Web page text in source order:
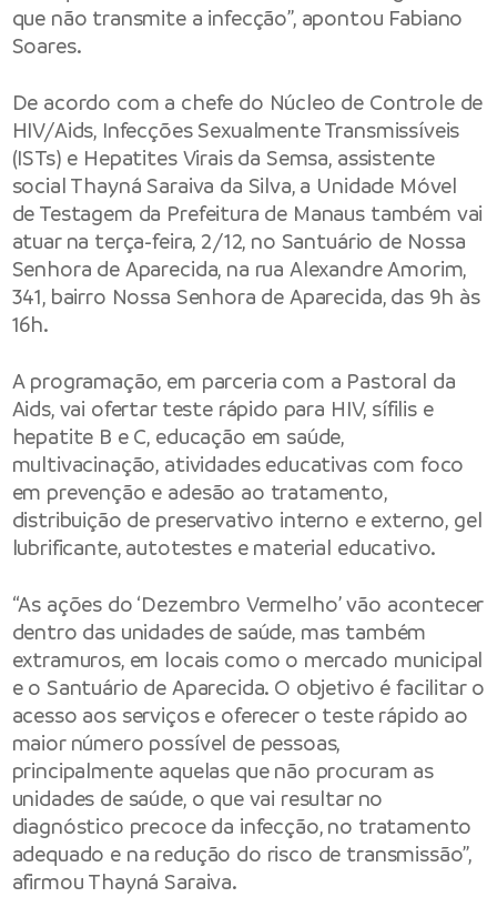
que não transmite a infecção”, apontou Fabiano
Soares.
De acordo com a chefe do Núcleo de Controle de
HIV/Aids, Infecções Sexualmente Transmissíveis
(ISTs) e Hepatites Virais da Semsa, assistente
social Thayná Saraiva da Silva, a Unidade Móvel
de Testagem da Prefeitura de Manaus também vai
atuar na terça-feira, 2/12, no Santuário de Nossa
Senhora de Aparecida, na rua Alexandre Amorim,
341, bairro Nossa Senhora de Aparecida, das 9h às
16h.
A programação, em parceria com a Pastoral da
Aids, vai ofertar teste rápido para HIV, sífilis e
hepatite B e C, educação em saúde,
multivacinação, atividades educativas com foco
em prevenção e adesão ao tratamento,
distribuição de preservativo interno e externo, gel
lubrificante, autotestes e material educativo.
“As ações do ‘Dezembro Vermelho’ vão acontecer
dentro das unidades de saúde, mas também
extramuros, em locais como o mercado municipal
e o Santuário de Aparecida. O objetivo é facilitar o
acesso aos serviços e oferecer o teste rápido ao
maior número possível de pessoas,
principalmente aquelas que não procuram as
unidades de saúde, o que vai resultar no
diagnóstico precoce da infecção, no tratamento
adequado e na redução do risco de transmissão”,
afirmou Thayná Saraiva.